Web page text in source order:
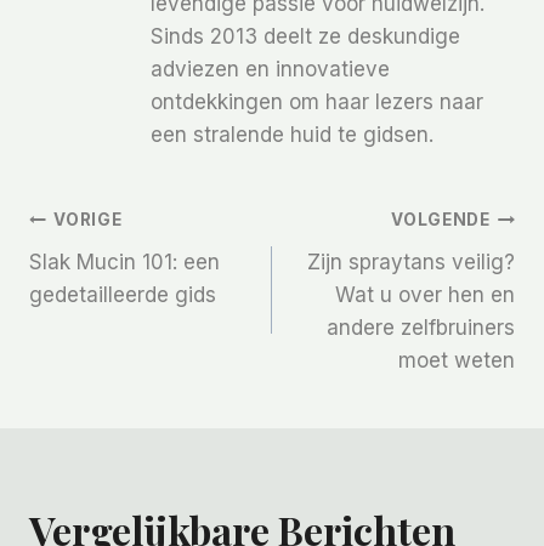
Sinds 2013 deelt ze deskundige
adviezen en innovatieve
ontdekkingen om haar lezers naar
een stralende huid te gidsen.
Bericht
Navigatie
VORIGE
Slak Mucin 101: een
gedetailleerde gids
VOLGENDE
Zijn spraytans veilig?
Wat u over hen en
andere zelfbruiners
moet weten
Vergelijkbare Berichten